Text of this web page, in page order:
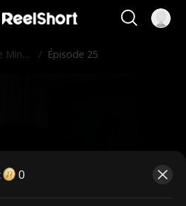
Minui
/ Épisode 25
0